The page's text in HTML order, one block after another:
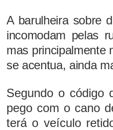
A barulheira sobre
incomodam pelas
mas principalmente
se acentua, ainda
Segundo o código
pego com o cano
terá o veículo